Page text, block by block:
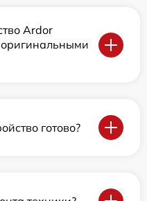
Ardor
оригинальными
готово?